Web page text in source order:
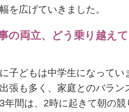
を広げていきました。
の両立、どう乗り越え
子どもは中学生になってい
張も多く、家庭とのバラン
年間は、2時に起きて朝の